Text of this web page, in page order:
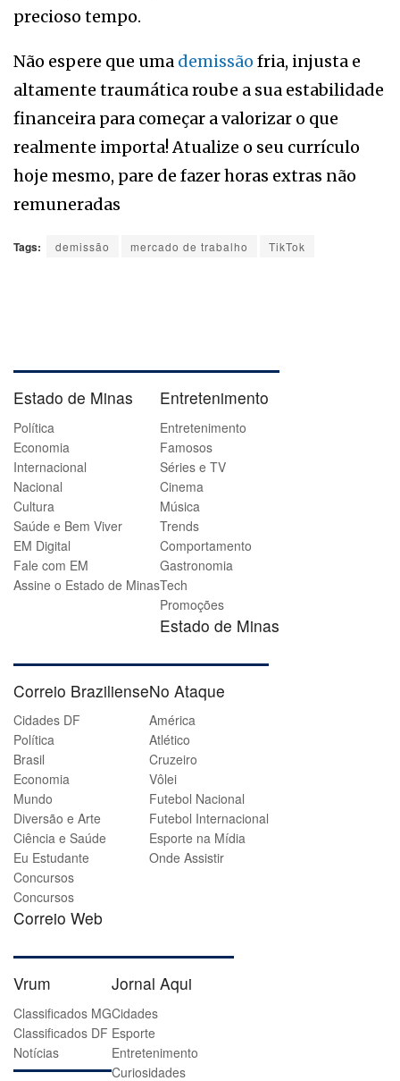
precioso tempo.
Não espere que uma demissão fria, injusta e
altamente traumática roube a sua estabilidade
financeira para começar a valorizar o que
realmente importa! Atualize o seu currículo
hoje mesmo, pare de fazer horas extras não
remuneradas
Tags: demissão mercado de trabalho TikTok
Estado de Minas
Política
Economia
Internacional
Nacional
Cultura
Saúde e Bem Viver
EM Digital
Fale com EM
Assine o Estado de Minas
Entretenimento
Entretenimento
Famosos
Séries e TV
Cinema
Música
Trends
Comportamento
Gastronomia
Tech
Promoções
Estado de Minas
Correio Braziliense
Cidades DF
Política
Brasil
Economia
Mundo
Diversão e Arte
Ciência e Saúde
Eu Estudante
Concursos
Concursos
Correio Web
No Ataque
América
Atlético
Cruzeiro
Vôlei
Futebol Nacional
Futebol Internacional
Esporte na Mídia
Onde Assistir
Vrum
Classificados MG
Classificados DF
Notícias
Jornal Aqui
Cidades
Esporte
Entretenimento
Curiosidades